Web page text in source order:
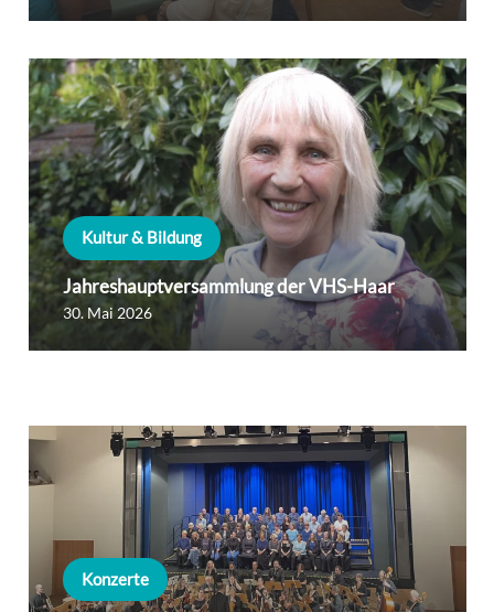
Kultur & Bildung
Jahreshauptversammlung der VHS-Haar
30. Mai 2026
Kultur & Bildung
Großer Andrang beim Tag der offenen Tür
der Musikschule
24. Mai 2026
Konzerte